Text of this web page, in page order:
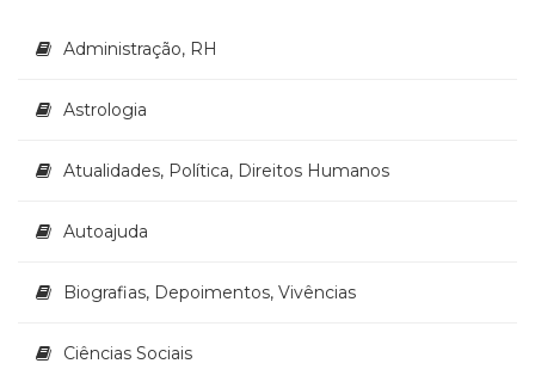
Administração, RH
Astrologia
Atualidades, Política, Direitos Humanos
Autoajuda
Biografias, Depoimentos, Vivências
Ciências Sociais